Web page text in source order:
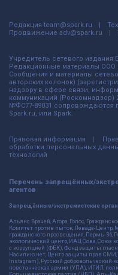
Редакция team@spark.ru
Продвижение adv@spark.ru
Учредитель сетевого издания
Редакционные материалы ООО
Сообщения и материалы
авторских колонок)
надзору в сфере связи,
коммуникаций (Роскомнадзор)
№ФС77-89031 сопровождаются
Spark.ru, или Spark.
Правовая информация
обработки персональных
технологий
Перечень запрещённых/
агентов
Запрещённые/экстремистские
Альянс Врачей, Агора, Голос,
Комитет против пыток, Левада-
гражданского просвещения, Пермь-36,
экологический центр, ИАЦ Сова, Союз
с коррупцией (ФБК), Фонд защиты
Насилию.нет, Центр защиты прав СМИ,
Instagram), Русский добровольческий
повстанческая армия (УПА), ИГИЛ,